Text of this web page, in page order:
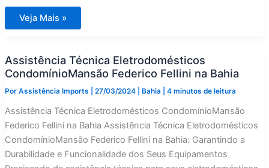
Assistência
Técnica
Margarida
Costa
Pinto
Bahia
Veja Mais »
Assistência Técnica Eletrodomésticos
CondomínioMansão Federico Fellini na Bahia
Por Assistência Imports 27/03/2024 Bahia 4 minutos de leitura
Assistência Técnica Eletrodomésticos CondomínioMansão
Federico Fellini na Bahia Assistência Técnica Eletrodomésticos
CondomínioMansão Federico Fellini na Bahia: Garantindo a
Durabilidade e Funcionalidade dos Seus Equipamentos